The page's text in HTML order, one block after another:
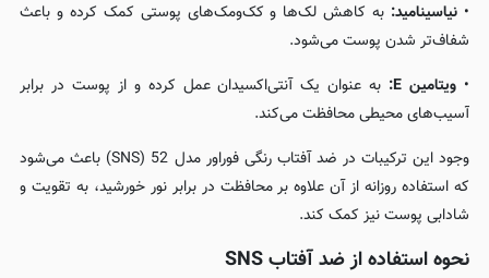
• نیاسینامید: به کاهش لک‌ها و کک‌ومک‌های پوستی کمک کرده و باعث
شفاف‌تر شدن پوست می‌شود.
• ویتامین E:
به عنوان یک آنتی‌اکسیدان عمل کرده و از پوست در برابر
آسیب‌های محیطی محافظت می‌کند.
وجود این ترکیبات در ضد آفتاب رنگی فوراور مدل 52 (SNS) باعث می‌شود
که استفاده روزانه از آن علاوه بر محافظت در برابر نور خورشید، به تقویت و
شادابی پوست نیز کمک کند.
نحوه استفاده از ضد آفتاب SNS